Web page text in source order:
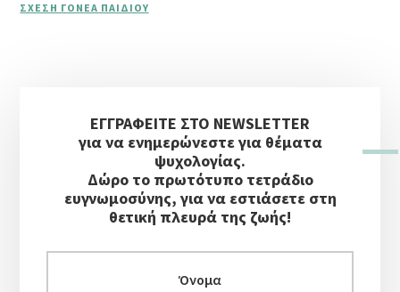
ΣΧΈΣΗ ΓΟΝΈΑ ΠΑΙΔΙΟΎ
ΠλευρικήΕΓΓΡΑΦΕΙΤΕ ΣΤΟ NEWSLETTER
για να ενημερώνεστε για θέματα
ψυχολογίας.
Δώρο το πρωτότυπο τετράδιο
ευγνωμοσύνης, για να εστιάσετε στη
θετική πλευρά της ζωής!